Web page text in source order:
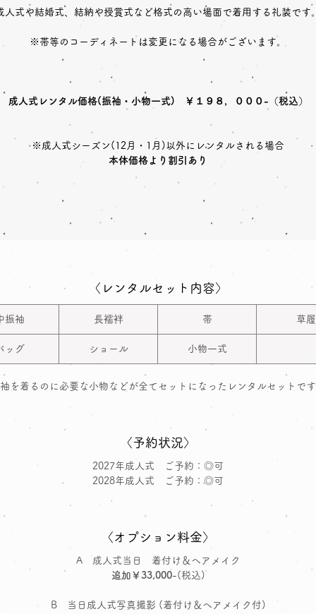
人式や結婚式、結納や授賞式など格式の高い場面で着用する礼装です
※帯等のコーディネートは変更になる場合がございます。
成人式レンタル価格(振袖・小物一式) ￥１９８，０００-（税込）
※成人式シーズン(12月・1月)以外にレンタルされる場合
本体価格より割引あり
〈レンタルセット内容〉
振袖 長襦袢 帯 草履
ッグ ショール 小物一式
を着るのに必要な小物などが全てセットになったレンタルセットで
〈予約状況〉
2027年成人式 ご予約：◎可
2028年成人式 ご予約：◎可
〈オプション料金〉
A 成人式当日 着付け＆ヘアメイク
追加￥33,000-(税込)
B 当日成人式写真撮影 (着付け＆ヘアメイク付)